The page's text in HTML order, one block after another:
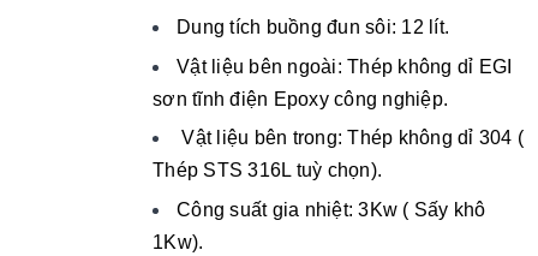
Dung tích buồng đun sôi: 12 lít.
Vật liệu bên ngoài: Thép không dỉ EGI
sơn tĩnh điện Epoxy công nghiệp.
Vật liệu bên trong: Thép không dỉ 304 (
Thép STS 316L tuỳ chọn).
Công suất gia nhiệt: 3Kw ( Sấy khô
1Kw).